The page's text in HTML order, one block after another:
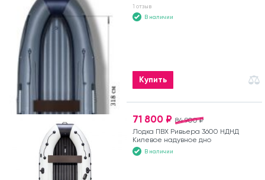
1 отзыв
В наличии
Купить
84 900 ₽
71 800 ₽
Лодка ПВХ Ривьера 3600 НДНД
Килевое надувное дно
В наличии